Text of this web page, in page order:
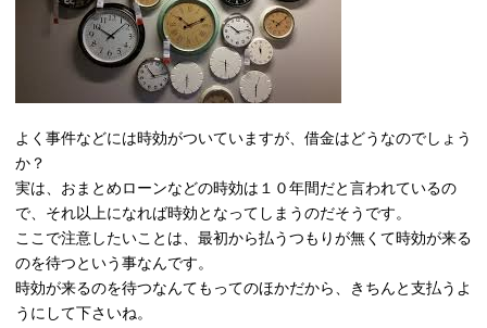
よく事件などには時効がついていますが、借金はどうなのでしょう
か？
実は、おまとめローンなどの時効は１０年間だと言われているの
で、それ以上になれば時効となってしまうのだそうです。
ここで注意したいことは、最初から払うつもりが無くて時効が来る
のを待つという事なんです。
時効が来るのを待つなんてもってのほかだから、きちんと支払うよ
うにして下さいね。